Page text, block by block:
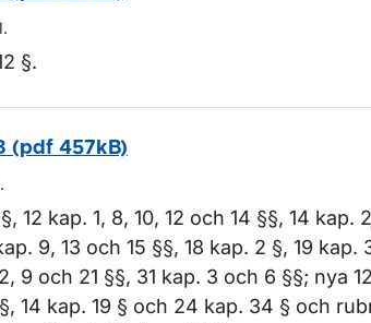
§.
(pdf 457kB)
12 kap. 1, 8, 10, 12 och 14 §§, 14 kap.
9, 13 och 15 §§, 18 kap. 2 §, 19 kap.
9 och 21 §§, 31 kap. 3 och 6 §§; nya
14 kap. 19 § och 24 kap. 34 § och